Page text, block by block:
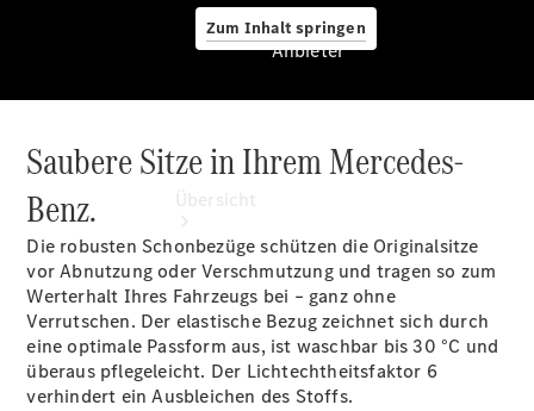
Zum Inhalt springen
Anbieter
Startseite
Anbieter
Saubere Sitze in Ihrem Mercedes-
Benz.
Die robusten Schonbezüge schützen die Originalsitze
vor Abnutzung oder Verschmutzung und tragen so zum
Werterhalt Ihres Fahrzeugs bei – ganz ohne
Verrutschen. Der elastische Bezug zeichnet sich durch
eine optimale Passform aus, ist waschbar bis 30 °C und
überaus pflegeleicht. Der Lichtechtheitsfaktor 6
verhindert ein Ausbleichen des Stoffs.